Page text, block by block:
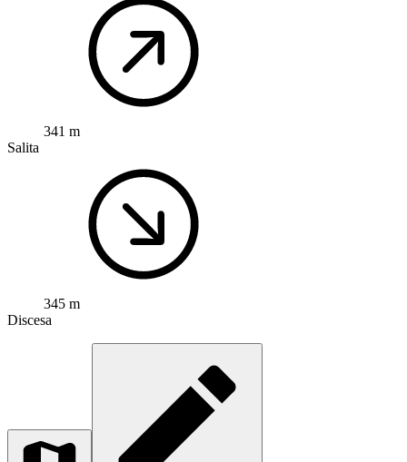
341 m
Salita
345 m
Discesa